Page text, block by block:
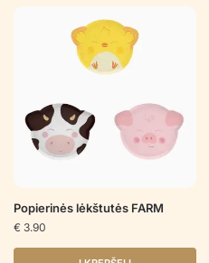
Popierinės lėkštutės FARM
€ 3.90